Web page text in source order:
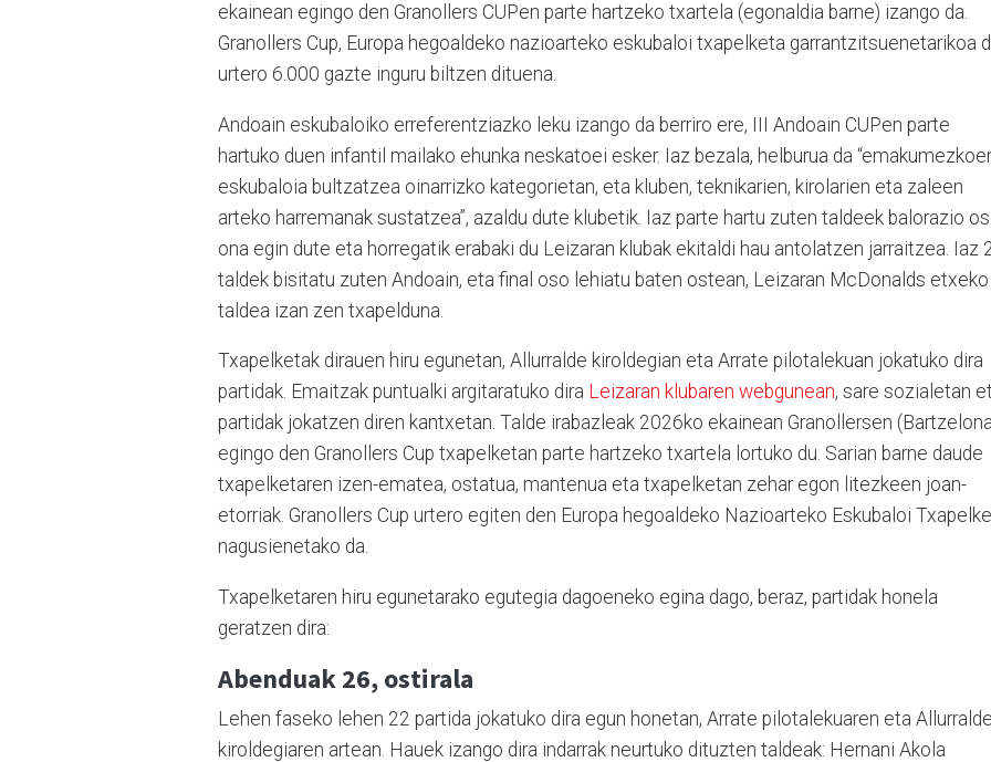
ekainean egingo den Granollers CUPen parte hartzeko txartela (egonaldia barne) izango da.
Granollers Cup, Europa hegoaldeko nazioarteko eskubaloi txapelketa garrantzitsuenetarikoa
urtero 6.000 gazte inguru biltzen dituena.
Andoain eskubaloiko erreferentziazko leku izango da berriro ere, III Andoain CUPen parte
hartuko duen infantil mailako ehunka neskatoei esker. Iaz bezala, helburua da
eskubaloia bultzatzea oinarrizko kategorietan, eta kluben, teknikarien, kirolarien eta zaleen
arteko harremanak sustatzea”, azaldu dute klubetik. Iaz parte hartu zuten taldeek balorazio
ona egin dute eta horregatik erabaki du Leizaran klubak ekitaldi hau antolatzen jarraitzea. Iaz
taldek bisitatu zuten Andoain, eta final oso lehiatu baten ostean, Leizaran McDonalds etxeko
taldea izan zen txapelduna.
Txapelketak dirauen hiru egunetan, Allurralde kiroldegian eta Arrate pilotalekuan jokatuko dira
partidak. Emaitzak puntualki argitaratuko dira Leizaran klubaren webgunean, sare sozialetan
partidak jokatzen diren kantxetan. Talde irabazleak 2026ko ekainean Granollersen
egingo den Granollers Cup txapelketan parte hartzeko txartela lortuko du. Sarian barne daude
txapelketaren izen-ematea, ostatua, mantenua eta txapelketan zehar egon litezkeen joan-
etorriak. Granollers Cup urtero egiten den Europa hegoaldeko Nazioarteko Eskubaloi
nagusienetako da.
Txapelketaren hiru egunetarako egutegia dagoeneko egina dago, beraz, partidak honela
geratzen dira:
Abenduak 26, ostirala
Lehen faseko lehen 22 partida jokatuko dira egun honetan, Arrate pilotalekuaren eta
kiroldegiaren artean. Hauek izango dira indarrak neurtuko dituzten taldeak: Hernani Akola